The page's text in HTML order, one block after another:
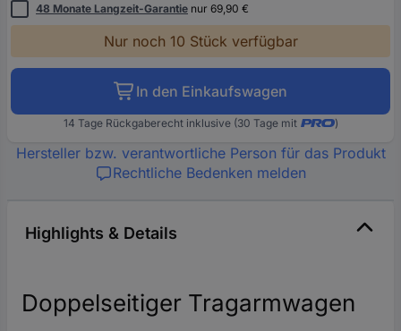
48 Monate Langzeit-Garantie nur 69,90 €
Nur noch 10 Stück verfügbar
In den Einkaufswagen
14 Tage Rückgaberecht inklusive (30 Tage mit )
Hersteller bzw. verantwortliche Person für das Produkt
Rechtliche Bedenken melden
Highlights & Details
Doppelseitiger Tragarmwagen